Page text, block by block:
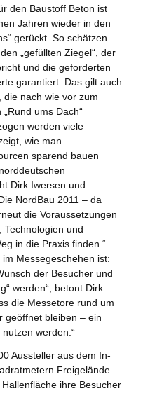
den Baustoff Beton ist
Jahren wieder in den
gerückt. So schätzen
„gefüllten Ziegel“, der
und die geforderten
garantiert. Das gilt auch
nach wie vor zum
ums Dach“
werden viele
wie man
sparend bauen
Dirk Iwersen und
NordBau 2011 – da
die Voraussetzungen
Technologien und
in die Praxis finden.“
Messegeschehen ist:
der Besucher und
werden“, betont Dirk
die Messetore rund um
geöffnet bleiben – ein
werden.“
Aussteller aus dem In-
Freigelände
ihre Besucher